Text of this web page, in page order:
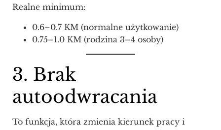
Realne minimum:
0.6–0.7 KM (normalne użytkowanie)
0.75–1.0 KM (rodzina 3–4 osoby)
3. Brak
autoodwracania
To funkcja, która zmienia kierunek pracy i